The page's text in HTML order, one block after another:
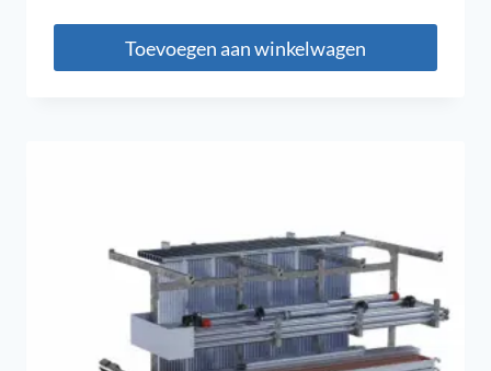
Toevoegen aan winkelwagen